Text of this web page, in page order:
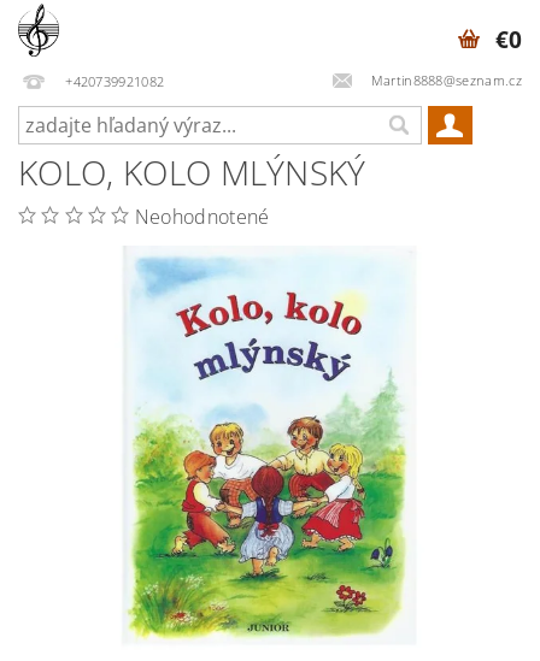
+420739921082 Martin8888@seznam.cz
€0
KOLO, KOLO MLÝNSKÝ
Neohodnotené